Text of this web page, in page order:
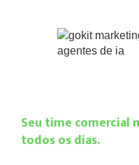
Seu time comercial
todos os dias.